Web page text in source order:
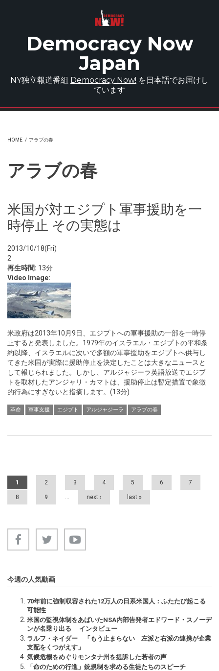
Democracy Now
Japan
NY独立報道番組 Democracy Now! を日本語でお届けし
ています
HOME / アラブの春
アラブの春
米国が対エジプト軍事援助を一
時停止 その実態は
2013/10/18(Fri)
2
再生時間: 13分
Video Image:
米政府は2013年10月9日、エジプトへの軍事援助の一部を一時停
止すると発表しました。1979年のイスラエル・エジプトの平和条
約以降、イスラエルに次いで多額の軍事援助をエジプトへ供与し
てきた米国が実際に援助停止を決定したことは大きなニュースと
して報じられました。しかし、アルジャジーラ英語放送でエジプ
トを取材したアンジャリ・カマトは、援助停止は暫定措置で象徴
的行為にすぎないと指摘します。(13分)
革命 軍事支援 エジプト アルジャジーラ アラブの春
Pages
1 2 3 4 5 6 7
8 9 … next › last »
今週の人気動画
70年前に強制収容された12万人の日系米国人：ふたたび起こる
可能性
米国の監視体制をあばいたNSA内部告発者エドワード・スノーデ
ンが名乗り出る インタビュー
ラルフ・ネイダー 「もう止まらない 左派と右派の連携が企業
支配をくつがえす」
気候危機をめぐりモンタナ州を提訴した若者の声
「命のための行進」銃規制を求める生徒たちのスピーチ